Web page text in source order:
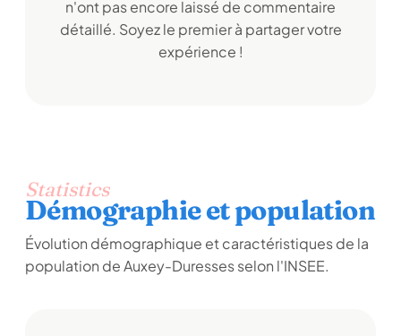
n'ont pas encore laissé de commentaire
détaillé. Soyez le premier à partager votre
expérience !
Statistics
Démographie et population
Évolution démographique et caractéristiques de la
population de Auxey-Duresses selon l'INSEE.